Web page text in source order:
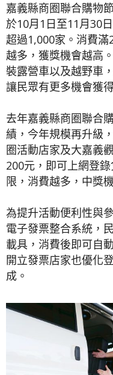
嘉義縣商圈聯合購物
於10月1日至11月30
超過1,000家。消費
越多，獲獎機會越高
裝露營車以及越野車
讓民眾有更多機會獲
去年嘉義縣商圈聯合
績，今年規模再升級
圈活動店家及大嘉義
200元，即可上網登
限，消費越多，中獎
為提升活動便利性與
電子發票整合系統，
載具，消費後即可自
開立發票店家也優化
成。